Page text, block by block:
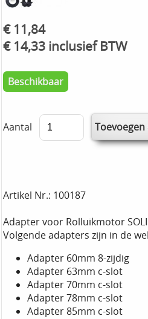
€ 11,84
€ 14,33 inclusief BTW
Beschikbaar
Aantal
Artikel Nr.: 100187
Adapter voor Rolluikmotor
Volgende adapters zijn in de
Adapter 60mm 8-zijdig
Adapter 63mm c-slot
Adapter 70mm c-slot
Adapter 78mm c-slot
Adapter 85mm c-slot